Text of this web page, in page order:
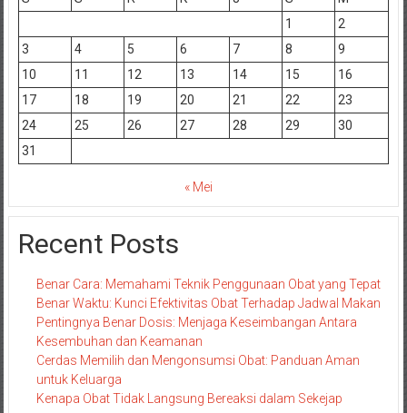
1
2
3
4 5 6 7 8
9
10
11 12 13 14 15
16
17
18 19 20 21 22
23
24
25 26 27 28 29
30
31
« Mei
Recent Posts
Benar Cara: Memahami Teknik Penggunaan Obat yang Tepat
Benar Waktu: Kunci Efektivitas Obat Terhadap Jadwal Makan
Pentingnya Benar Dosis: Menjaga Keseimbangan Antara
Kesembuhan dan Keamanan
Cerdas Memilih dan Mengonsumsi Obat: Panduan Aman
untuk Keluarga
Kenapa Obat Tidak Langsung Bereaksi dalam Sekejap